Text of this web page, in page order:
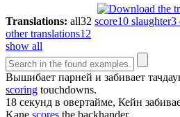
Translations: all32 score10 slaughter3
other translations12
show all
Вышибает парней и забивает
scoring touchdowns.
18 секунд в овертайме, Кейн